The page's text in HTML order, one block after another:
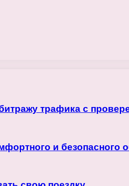
трафика с
и безопасного